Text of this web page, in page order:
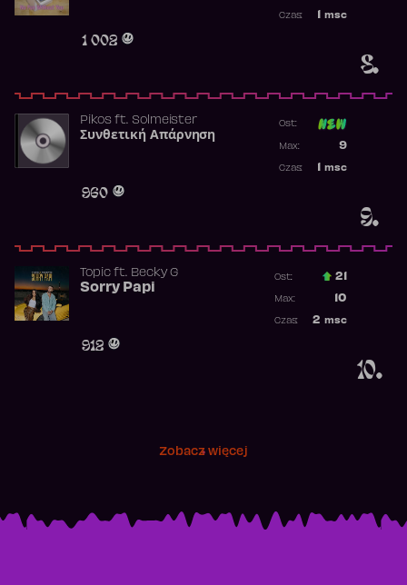
8.
1 002
msc
Czas:
9.
Pikosft. Solmeister
Συνθετική Απάρνηση
960
Ost:
9
Max:
msc
Czas:
10.
Topicft. Becky G
Sorry Papi
912
Ost.: 21
10
Max:
2 msc
Czas:
Zobacz więcej